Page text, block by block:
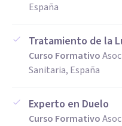
España
Tratamiento de la
Curso Formativo
Sanitaria, España
Experto en Duelo
Curso Formativo